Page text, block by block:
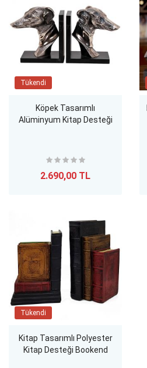
Tükendi
Köpek Tasarımlı
Alüminyum Kitap Desteği
2.690,00 TL
Tükendi
Kitap Tasarımlı Polyester
Kitap Desteği Bookend